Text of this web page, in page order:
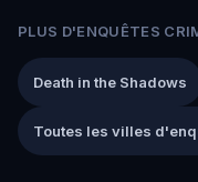
PLUS D'ENQUÊTES
Death in the Shadows
Toutes les villes